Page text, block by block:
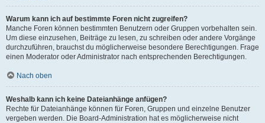
Warum kann ich auf bestimmte Foren nicht zugreifen?
Manche Foren können bestimmten Benutzern oder Gruppen vorbehalten sein.
Um diese einzusehen, Beiträge zu lesen, zu schreiben oder andere Vorgänge
durchzuführen, brauchst du möglicherweise besondere Berechtigungen. Frage
einen Moderator oder Administrator nach entsprechenden Berechtigungen.
Nach oben
Weshalb kann ich keine Dateianhänge anfügen?
Rechte für Dateianhänge können für Foren, Gruppen und einzelne Benutzer
vergeben werden. Die Board-Administration hat es möglicherweise nicht